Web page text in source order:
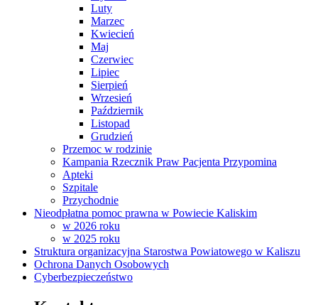
Luty
Marzec
Kwiecień
Maj
Czerwiec
Lipiec
Sierpień
Wrzesień
Październik
Listopad
Grudzień
Przemoc w rodzinie
Kampania Rzecznik Praw Pacjenta Przypomina
Apteki
Szpitale
Przychodnie
Nieodpłatna pomoc prawna w Powiecie Kaliskim
w 2026 roku
w 2025 roku
Struktura organizacyjna Starostwa Powiatowego w Kaliszu
Ochrona Danych Osobowych
Cyberbezpieczeństwo